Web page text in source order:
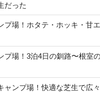
だった
プ場！ホタテ・ホッキ・甘
プ場！3泊4日の釧路〜根室
ャンプ場！快適な芝生で広